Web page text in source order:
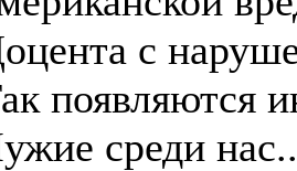
с
появляются
среди